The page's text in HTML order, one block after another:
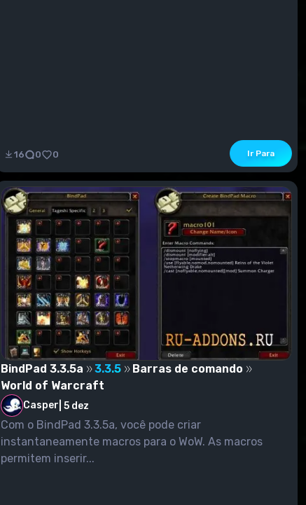
16 0 0 Ir Para
BindPad 3.3.5a
3.3.5
Barras de comando
World of Warcraft
Casper 5 dez
Com o BindPad 3.3.5a, você pode criar
instantaneamente macros para o WoW. As macros
permitem inserir...